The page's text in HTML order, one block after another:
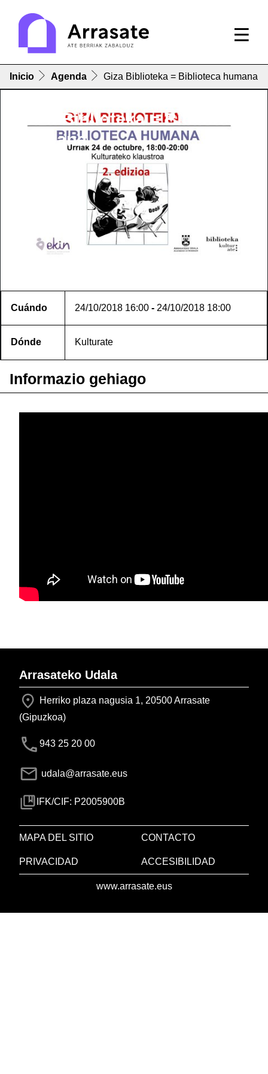
Inicio Agenda Giza Biblioteka = Biblioteca humana
Giza Biblioteka = Biblioteca
humana
Cuándo 24/10/2018 16:00 - 24/10/2018 18:00
Dónde Kulturate
Informazio gehiago
Arrasateko Udala
Herriko plaza nagusia 1, 20500 Arrasate
(Gipuzkoa)
943 25 20 00
udala@arrasate.eus
IFK/CIF: P2005900B
MAPA DEL SITIO CONTACTO
PRIVACIDAD ACCESIBILIDAD
www.arrasate.eus